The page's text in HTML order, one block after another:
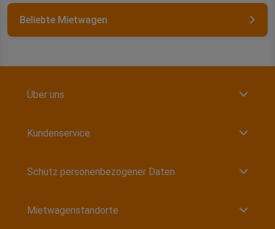
Beliebte Mietwagen
Über uns
Kundenservice
Schutz personenbezogener Daten
Mietwagenstandorte